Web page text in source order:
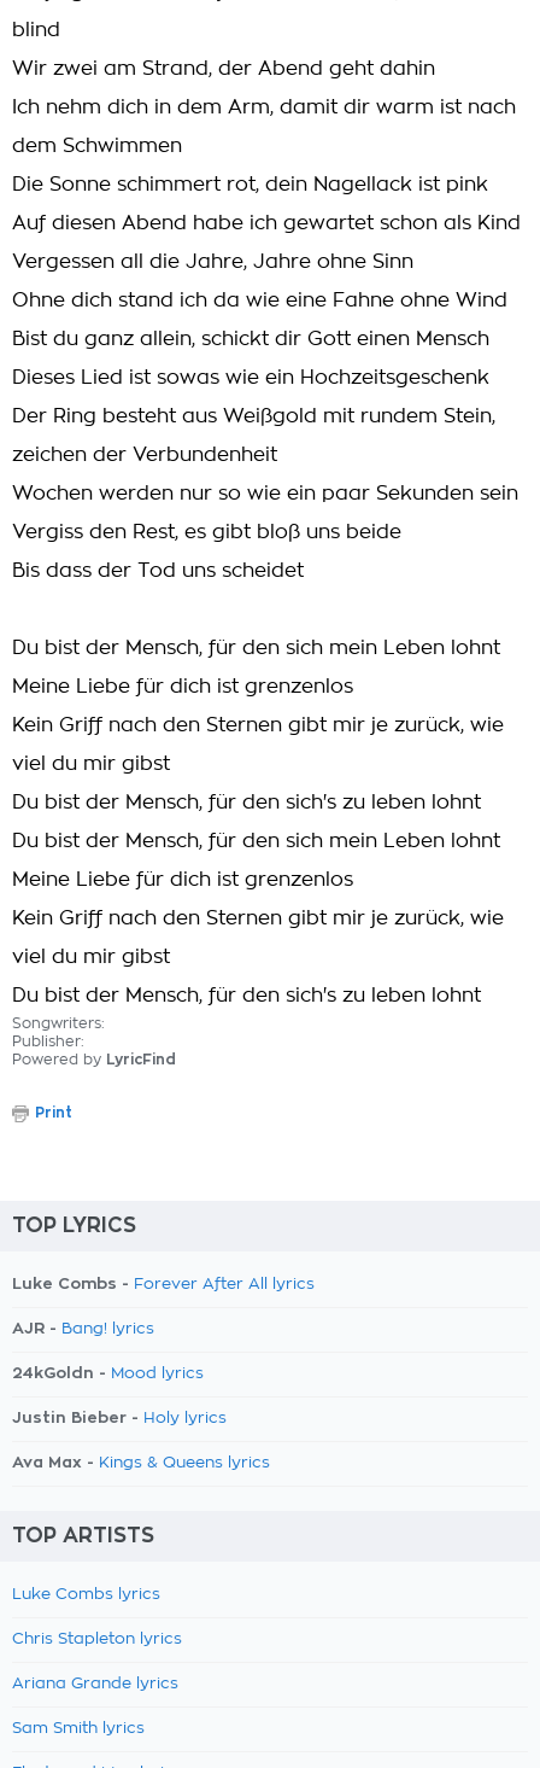
blind
Wir zwei am Strand, der Abend geht dahin
Ich nehm dich in dem Arm, damit dir warm ist nach
dem Schwimmen
Die Sonne schimmert rot, dein Nagellack ist pink
Auf diesen Abend habe ich gewartet schon als Kind
Vergessen all die Jahre, Jahre ohne Sinn
Ohne dich stand ich da wie eine Fahne ohne Wind
Bist du ganz allein, schickt dir Gott einen Mensch
Dieses Lied ist sowas wie ein Hochzeitsgeschenk
Der Ring besteht aus Weißgold mit rundem Stein,
zeichen der Verbundenheit
Wochen werden nur so wie ein paar Sekunden sein
Vergiss den Rest, es gibt bloß uns beide
Bis dass der Tod uns scheidet
Du bist der Mensch, für den sich mein Leben lohnt
Meine Liebe für dich ist grenzenlos
Kein Griff nach den Sternen gibt mir je zurück, wie
viel du mir gibst
Du bist der Mensch, für den sich's zu leben lohnt
Du bist der Mensch, für den sich mein Leben lohnt
Meine Liebe für dich ist grenzenlos
Kein Griff nach den Sternen gibt mir je zurück, wie
viel du mir gibst
Du bist der Mensch, für den sich's zu leben lohnt
Songwriters:
Publisher:
Powered by LyricFind
Print
TOP LYRICS
Luke Combs - Forever After All lyrics
AJR - Bang! lyrics
24kGoldn - Mood lyrics
Justin Bieber - Holy lyrics
Ava Max - Kings & Queens lyrics
TOP ARTISTS
Luke Combs lyrics
Chris Stapleton lyrics
Ariana Grande lyrics
Sam Smith lyrics